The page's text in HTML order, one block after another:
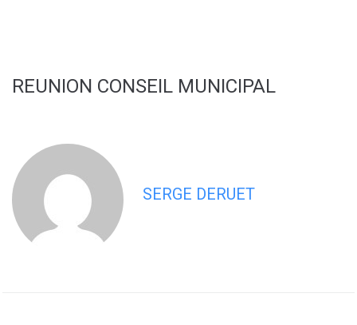
REUNION CONSEIL MUNICIPAL
SERGE DERUET